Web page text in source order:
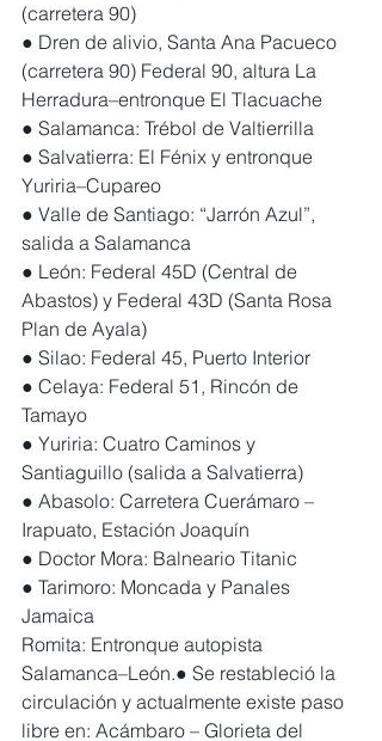
(carretera 90)
● Dren de alivio, Santa Ana Pacueco
(carretera 90) Federal 90, altura La
Herradura–entronque El Tlacuache
● Salamanca: Trébol de Valtierrilla
● Salvatierra: El Fénix y entronque
Yuriria–Cupareo
● Valle de Santiago: “Jarrón Azul”,
salida a Salamanca
● León: Federal 45D (Central de
Abastos) y Federal 43D (Santa Rosa
Plan de Ayala)
● Silao: Federal 45, Puerto Interior
● Celaya: Federal 51, Rincón de
Tamayo
● Yuriria: Cuatro Caminos y
Santiaguillo (salida a Salvatierra)
● Abasolo: Carretera Cuerámaro –
Irapuato, Estación Joaquín
● Doctor Mora: Balneario Titanic
● Tarimoro: Moncada y Panales
Jamaica
Romita: Entronque autopista
Salamanca–León.● Se restableció la
circulación y actualmente existe paso
libre en: Acámbaro – Glorieta del